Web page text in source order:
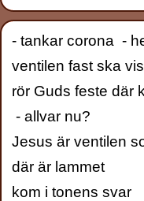
- tankar corona -
ventilen fast ska
rör Guds feste där
- allvar nu?
Jesus är ventilen
där är lammet
kom i tonens svar